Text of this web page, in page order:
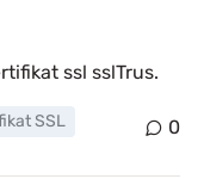
ssl sslTrus.
SSL 0